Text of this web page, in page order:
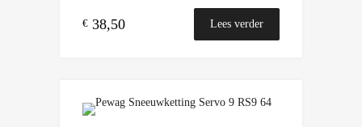
€ 38,50 Lees verder